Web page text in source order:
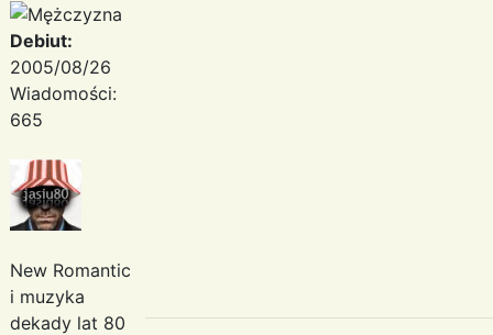
Debiut:
2005/08/26
Wiadomości:
665
New Romantic
i muzyka
dekady lat 80